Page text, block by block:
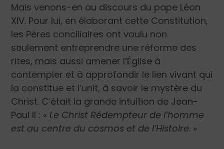
Mais venons-en au discours du pape Léon
XIV. Pour lui, en élaborant cette Constitution,
les Pères conciliaires ont voulu non
seulement entreprendre une réforme des
rites, mais aussi amener l’Église à
contempler et à approfondir le lien vivant qui
la constitue et l’unit, à savoir le mystère du
Christ. C’était la grande intuition de Jean-
Paul II : « Le Christ Rédempteur de l’homme
est au centre du cosmos et de l’Histoire. »